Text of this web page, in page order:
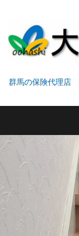
群馬の保険代理店